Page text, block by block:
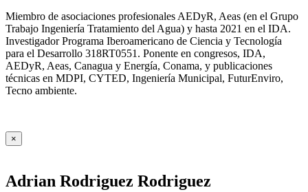
Miembro de asociaciones profesionales AEDyR, Aeas (en el Grupo
Trabajo Ingeniería Tratamiento del Agua) y hasta 2021 en el IDA.
Investigador Programa Iberoamericano de Ciencia y Tecnología
para el Desarrollo 318RT0551. Ponente en congresos, IDA,
AEDyR, Aeas, Canagua y Energía, Conama, y publicaciones
técnicas en MDPI, CYTED, Ingeniería Municipal, FuturEnviro,
Tecno ambiente.
×
Adrian Rodriguez Rodriguez